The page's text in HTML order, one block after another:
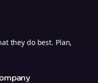
they do best. Plan,